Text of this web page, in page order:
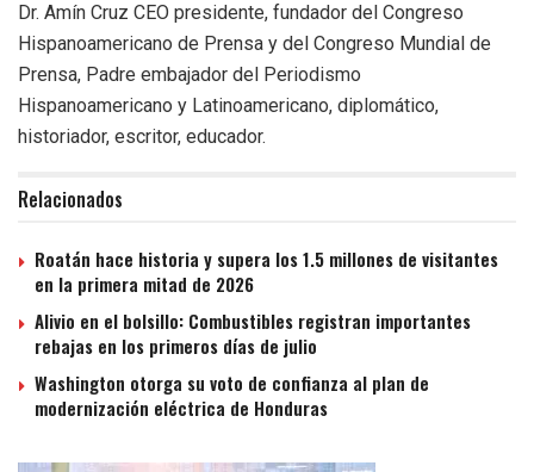
Dr. Amín Cruz CEO presidente, fundador del Congreso
Hispanoamericano de Prensa y del Congreso Mundial de
Prensa, Padre embajador del Periodismo
Hispanoamericano y Latinoamericano, diplomático,
historiador, escritor, educador.
Relacionados
Roatán hace historia y supera los 1.5 millones de visitantes
en la primera mitad de 2026
Alivio en el bolsillo: Combustibles registran importantes
rebajas en los primeros días de julio
Washington otorga su voto de confianza al plan de
modernización eléctrica de Honduras